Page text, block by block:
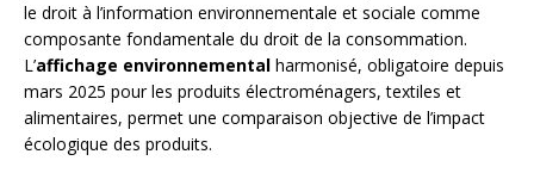
le droit à l’information environnementale et sociale comme
composante fondamentale du droit de la consommation.
L’affichage environnemental harmonisé, obligatoire depuis
mars 2025 pour les produits électroménagers, textiles et
alimentaires, permet une comparaison objective de l’impact
écologique des produits.